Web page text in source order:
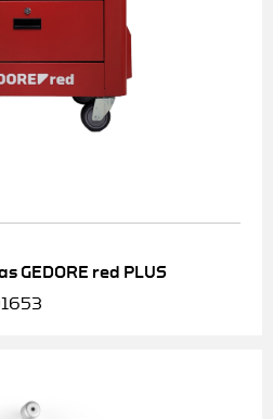
GEDORE red PLUS